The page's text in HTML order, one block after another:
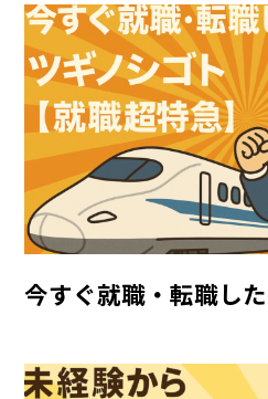
今すぐ就職・転職し